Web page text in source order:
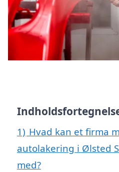
1) Hvad kan et firma
autolakering i Ølsted
med?